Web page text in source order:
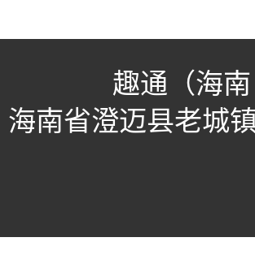
趣通（海
海南省澄迈县老城